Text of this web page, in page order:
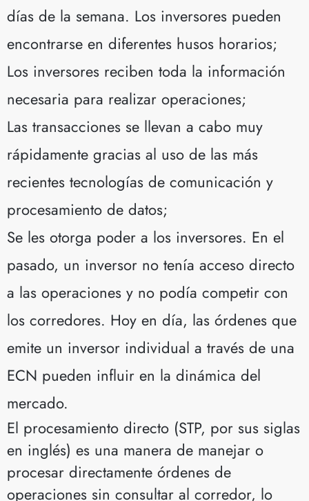
días de la semana. Los inversores pueden
encontrarse en diferentes husos horarios;
Los inversores reciben toda la información
necesaria para realizar operaciones;
Las transacciones se llevan a cabo muy
rápidamente gracias al uso de las más
recientes tecnologías de comunicación y
procesamiento de datos;
Se les otorga poder a los inversores. En el
pasado, un inversor no tenía acceso directo
a las operaciones y no podía competir con
los corredores. Hoy en día, las órdenes que
emite un inversor individual a través de una
ECN pueden influir en la dinámica del
mercado.
El procesamiento directo (STP, por sus siglas
en inglés) es una manera de manejar o
procesar directamente órdenes de
operaciones sin consultar al corredor, lo